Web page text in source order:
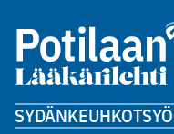
SYDÄNKEUHKOT